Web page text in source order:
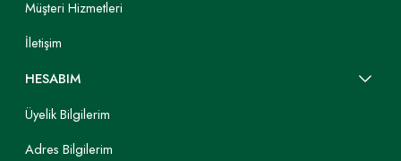
Müşteri Hizmetleri
İletişim
HESABIM
Üyelik Bilgilerim
Adres Bilgilerim